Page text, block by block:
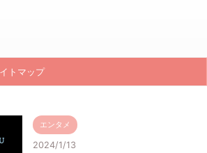
トマップ
エンタメ
2024/1/13